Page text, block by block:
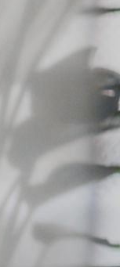
wp-
parts/page-